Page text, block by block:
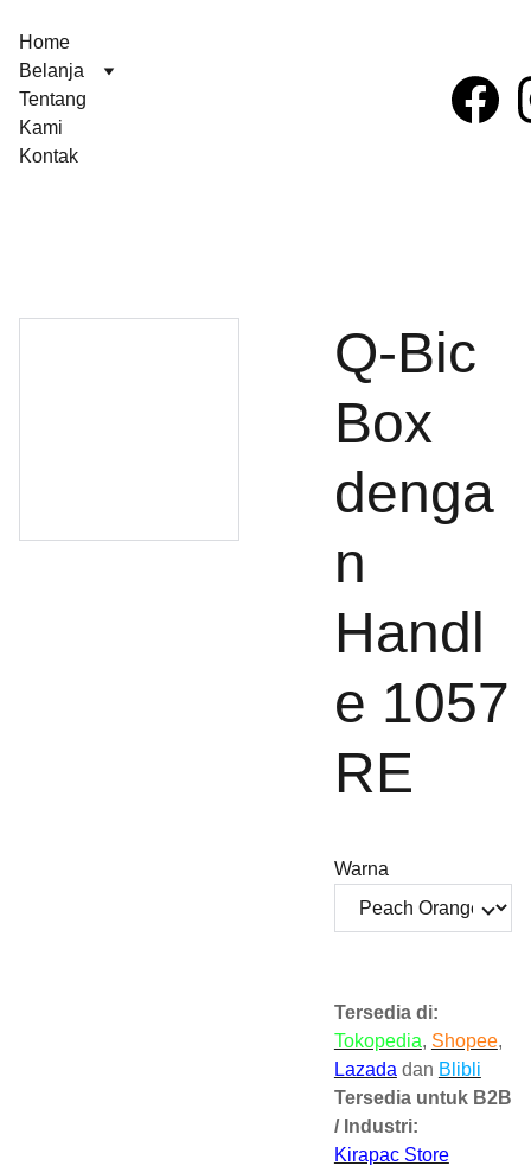
Home
Belanja
Tentang
Kami
Kontak
Q-Bic
Box
denga
n
Handl
e 1057
RE
Warna
Tersedia di:
Tokopedia, Shopee,
Lazada dan Blibli
Tersedia untuk B2B
/ Industri:
Kirapac Store